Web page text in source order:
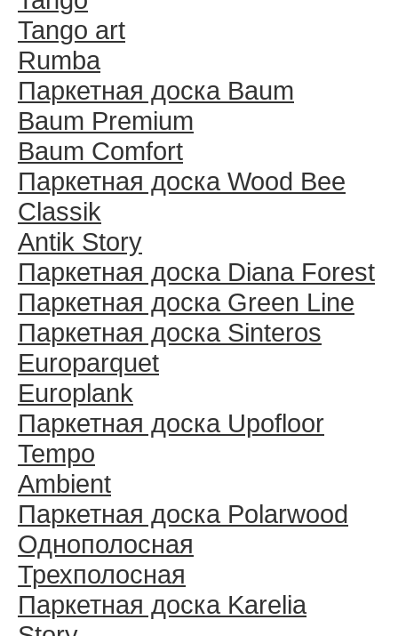
Tango art
Rumba
Паркетная доска Baum
Baum Premium
Baum Comfort
Паркетная доска Wood Bee
Classik
Antik Story
Паркетная доска Diana Forest
Паркетная доска Green Line
Паркетная доска Sinteros
Europarquet
Europlank
Паркетная доска Upofloor
Tempo
Ambient
Паркетная доска Polarwood
Однополосная
Трехполосная
Паркетная доска Karelia